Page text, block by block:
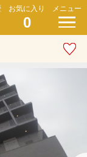
お気に入り
0
メニュー